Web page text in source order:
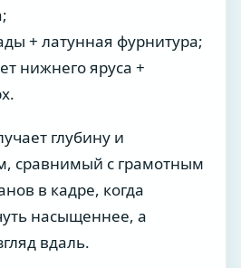
+ латунная фурнитура;
нижнего яруса +
глубину и
сравнимый с грамотным
в кадре, когда
насыщеннее, а
вдаль.